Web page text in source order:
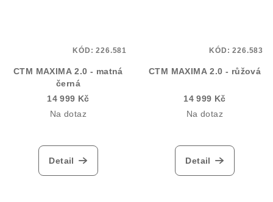
CTM MAXIMA 2.0 - matná
černá
14 999 Kč
Na dotaz
Detail
KÓD:226.581
CTM MAXIMA 2.0 - růžová
14 999 Kč
Na dotaz
Detail
KÓD:226.583